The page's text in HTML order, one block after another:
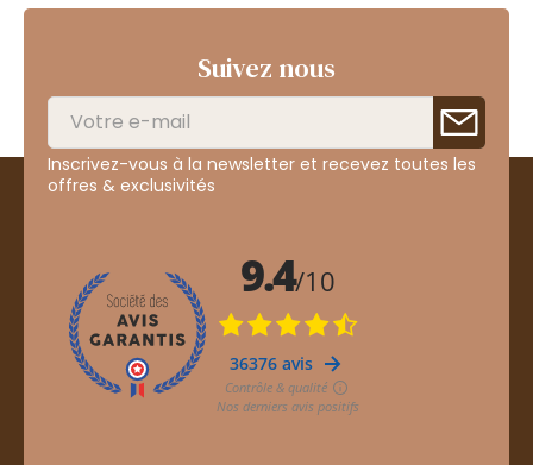
Suivez nous
Inscrivez-vous à la newsletter et recevez toutes les
offres & exclusivités